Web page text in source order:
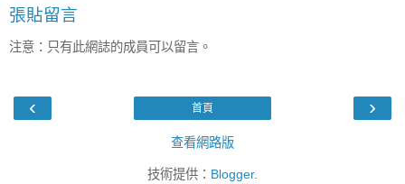
張貼留言
注意：只有此網誌的成員可以留言。
‹ ›
首頁
查看網路版
技術提供： Blogger.